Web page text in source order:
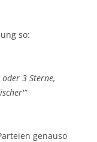
so:
3 Sterne,
genauso